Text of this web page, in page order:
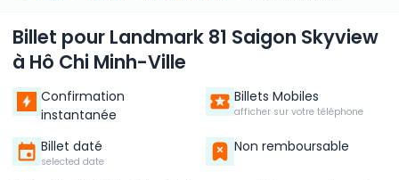
Billet pour Landmark 81 Saigon Skyview
à Hô Chi Minh-Ville
Confirmation
instantanée
Billets Mobiles
afficher sur votre téléphone
Billet daté
selected date
Non remboursable